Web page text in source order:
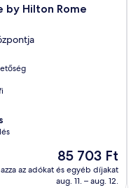
by Hilton Rome
Az
ár
85 703 Ft
85 703 Ft
az adókat és egyéb díjakat
aug. 11. – aug. 12.